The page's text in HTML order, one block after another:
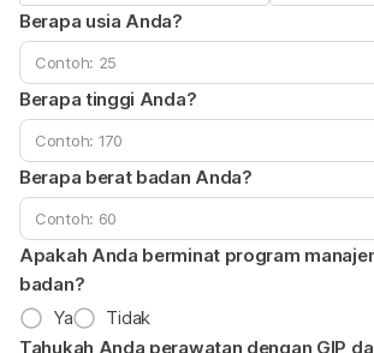
Berapa usia Anda?
Berapa tinggi Anda?
Berapa berat badan Anda?
Apakah Anda berminat program
badan?
Ya
Tidak
Tahukah Anda perawatan dengan GIP